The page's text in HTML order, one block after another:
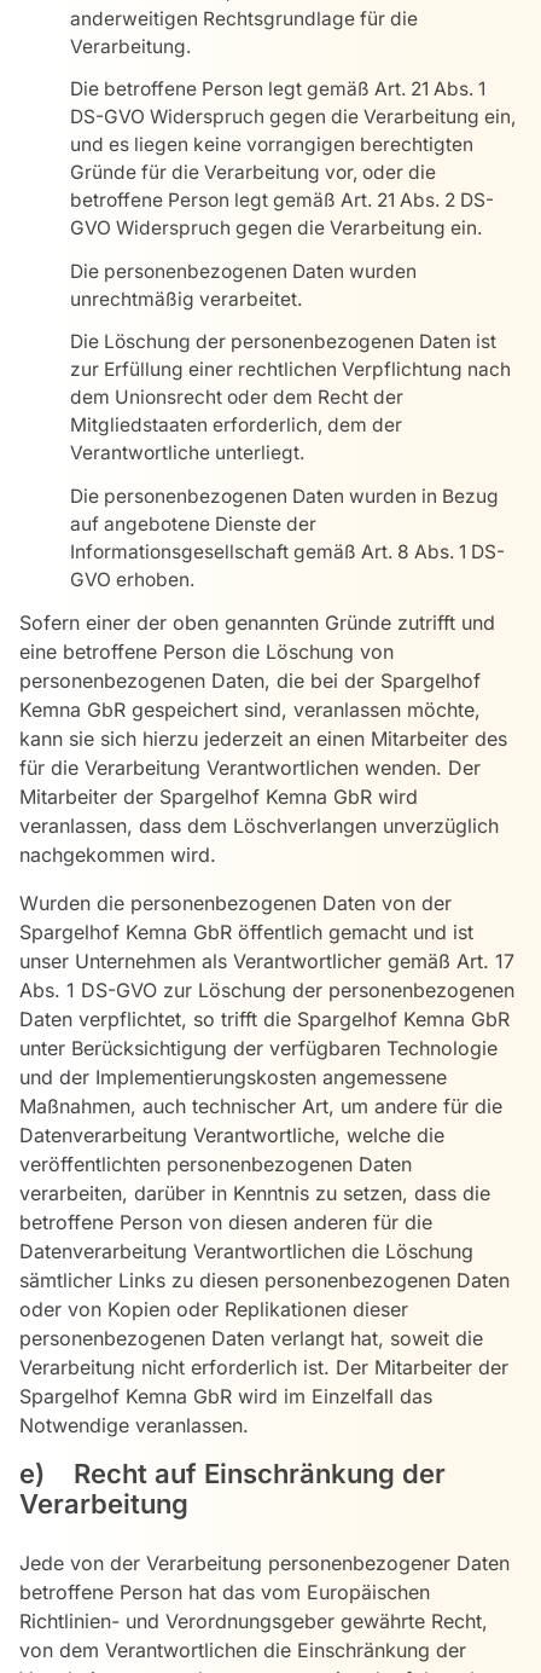
anderweitigen Rechtsgrundlage für die
Verarbeitung.
Die betroffene Person legt gemäß Art. 21 Abs. 1
DS-GVO Widerspruch gegen die Verarbeitung ein,
und es liegen keine vorrangigen berechtigten
Gründe für die Verarbeitung vor, oder die
betroffene Person legt gemäß Art. 21 Abs. 2 DS-
GVO Widerspruch gegen die Verarbeitung ein.
Die personenbezogenen Daten wurden
unrechtmäßig verarbeitet.
Die Löschung der personenbezogenen Daten ist
zur Erfüllung einer rechtlichen Verpflichtung nach
dem Unionsrecht oder dem Recht der
Mitgliedstaaten erforderlich, dem der
Verantwortliche unterliegt.
Die personenbezogenen Daten wurden in Bezug
auf angebotene Dienste der
Informationsgesellschaft gemäß Art. 8 Abs. 1 DS-
GVO erhoben.
Sofern einer der oben genannten Gründe zutrifft und
eine betroffene Person die Löschung von
personenbezogenen Daten, die bei der Spargelhof
Kemna GbR gespeichert sind, veranlassen möchte,
kann sie sich hierzu jederzeit an einen Mitarbeiter des
für die Verarbeitung Verantwortlichen wenden. Der
Mitarbeiter der Spargelhof Kemna GbR wird
veranlassen, dass dem Löschverlangen unverzüglich
nachgekommen wird.
Wurden die personenbezogenen Daten von der
Spargelhof Kemna GbR öffentlich gemacht und ist
unser Unternehmen als Verantwortlicher gemäß Art. 17
Abs. 1 DS-GVO zur Löschung der personenbezogenen
Daten verpflichtet, so trifft die Spargelhof Kemna GbR
unter Berücksichtigung der verfügbaren Technologie
und der Implementierungskosten angemessene
Maßnahmen, auch technischer Art, um andere für die
Datenverarbeitung Verantwortliche, welche die
veröffentlichten personenbezogenen Daten
verarbeiten, darüber in Kenntnis zu setzen, dass die
betroffene Person von diesen anderen für die
Datenverarbeitung Verantwortlichen die Löschung
sämtlicher Links zu diesen personenbezogenen Daten
oder von Kopien oder Replikationen dieser
personenbezogenen Daten verlangt hat, soweit die
Verarbeitung nicht erforderlich ist. Der Mitarbeiter der
Spargelhof Kemna GbR wird im Einzelfall das
Notwendige veranlassen.
e) Recht auf Einschränkung der
Verarbeitung
Jede von der Verarbeitung personenbezogener Daten
betroffene Person hat das vom Europäischen
Richtlinien- und Verordnungsgeber gewährte Recht,
von dem Verantwortlichen die Einschränkung der